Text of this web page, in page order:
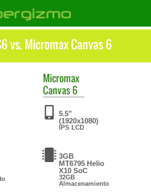
vs. Micromax Canvas 6
Micromax
Canvas 6
5.5"
(1920x1080)
IPS LCD
3GB
MT6795 Helio
X10 SoC
32GB
Almacenamiento